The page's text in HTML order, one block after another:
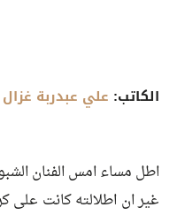
الكاتب: علي عبدربة غزال
اطل مساء امس الفنان
غير ان اطلالته كانت